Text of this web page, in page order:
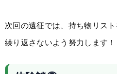
次回の遠征では、持ち物リス
繰り返さないよう努力します！